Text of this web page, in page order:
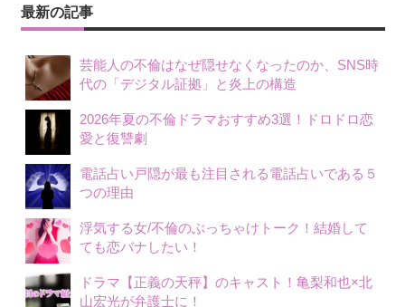
最新の記事
芸能人の不倫はなぜ隠せなくなったのか、SNS時
代の「デジタル証拠」と炎上の構造
2026年夏の不倫ドラマおすすめ3選！ドロドロ恋
愛と復讐劇
電話占い戸隠が最も注目される電話占いである５
つの理由
浮気する女/不倫のぶっちゃけトーク！結婚して
ても恋バナしたい！
ドラマ【正義の天秤】のキャスト！亀梨和也×北
山宏光が弁護士に！